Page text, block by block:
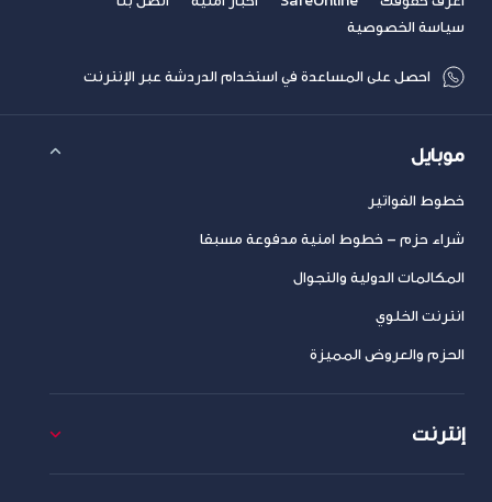
سياسة الخصوصية
احصل على المساعدة في استخدام الدردشة عبر الإنترنت
موبايل
خطوط الفواتير
شراء حزم – خطوط امنية مدفوعة مسبقا
المكالمات الدولية والتجوال
انترنت الخلوي
الحزم والعروض المميزة
إنترنت